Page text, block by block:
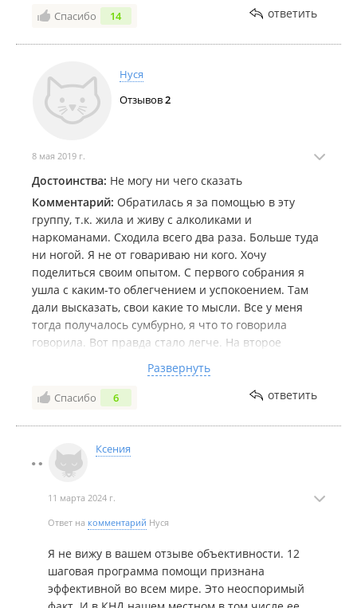
Спасибо 14 ответить
Нуся
Отзывов2
8 мая 2019 г.
Достоинства: Не могу ни чего сказать
Комментарий: Обратилась я за помощью в эту
группу, т.к. жила и живу с алколиками и
наркоманами. Сходила всего два раза. Больше туда
ни ногой. Я не от говариваю ни кого. Хочу
поделиться своим опытом. С первого собрания я
ушла с каким-то облегчением и успокоением. Там
дали высказать, свои какие то мысли. Все у меня
тогда получалось сумбурно, я что то говорила
говорила. Вот правда стало легче. На второе
вернулись с какого то форума. Нас было человек 20,
4 из них в том числе и я, не были соответственно на
собрании как раз таки и был этот форум. Они все
были под сильным впечатлением, делились какими
то своими эмоциями. Они были счастливы, и я рада
за них. Вот только мы 4 человека ни как не
вписывплись в это собрание. Я туда пришла в
угнетеном состоянии, рассчитывая на то, что
выскажусь. Ушла я от туда ещё в более подавленом
состоянии. После был срыв эмоцианальный, хотя
для меня это не характерно, всю ночь не спала и
просто рыдала. А все потому, что я не смогла там
Развернуть
Спасибо 6 ответить
Ксения
11 марта 2024 г.
Ответ на комментарий Нуся
Я не вижу в вашем отзыве объективности. 12
шаговая программа помощи признана
эффективной во всем мире. Это неоспоримый